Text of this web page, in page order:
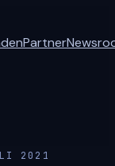
Partner
2021